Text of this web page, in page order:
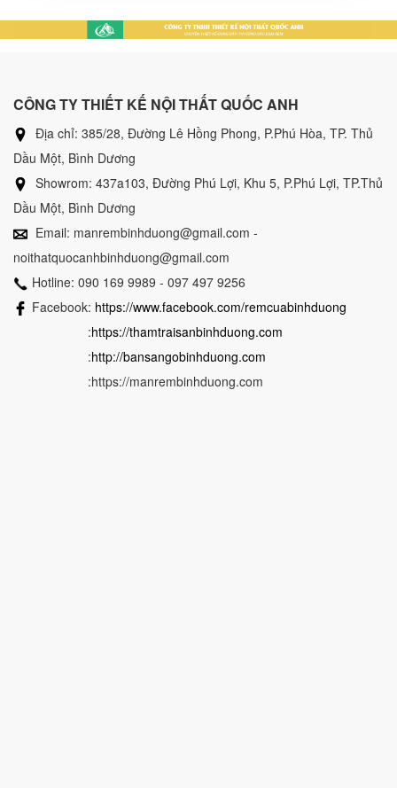
CÔNG TY THIẾT KẾ NỘI THẤT QUỐC ANH
Địa chỉ: 385/28, Đường Lê Hồng Phong, P.Phú Hòa, TP. Thủ
Dầu Một, Bình Dương
Showrom: 437a103, Đường Phú Lợi, Khu 5, P.Phú Lợi, TP.Thủ
Dầu Một, Bình Dương
Email: manrembinhduong@gmail.com -
noithatquocanhbinhduong@gmail.com
Hotline: 090 169 9989 - 097 497 9256
Facebook: https://www.facebook.com/remcuabinhduong
:https://thamtraisanbinhduong.com
:http://bansangobinhduong.com
:https://manrembinhduong.com